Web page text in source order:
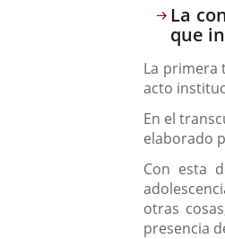
La
que
La primera
acto
En el
elaborado
Con esta
otras
presencia